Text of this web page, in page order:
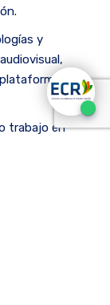
y
trabajo en